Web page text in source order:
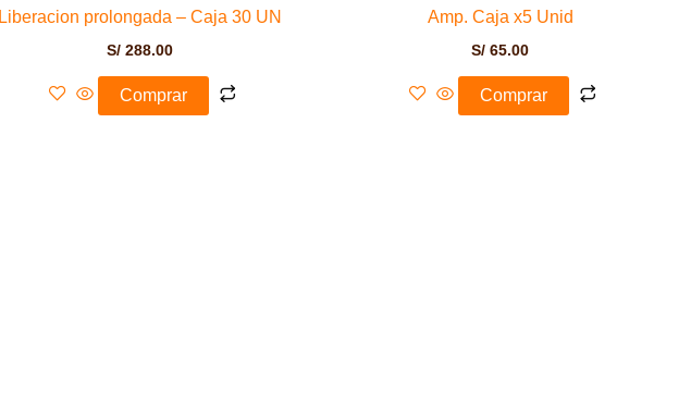
Liberacion prolongada – Caja 30 UN
S/ 288.00
Comprar
Amp. Caja x5 Unid
S/ 65.00
Comprar